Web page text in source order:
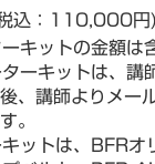
税込：110,000円)
キットの金額は
ーキットは、講
、講師よりメー
。
ットは、BFRオ